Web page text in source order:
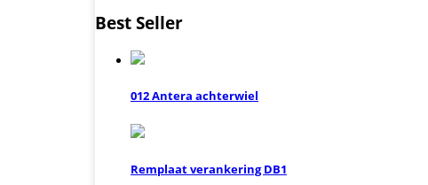
Best Seller
012 Antera achterwiel
Remplaat verankering DB1